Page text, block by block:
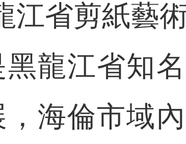
江省剪紙藝
龍江省知
海倫市域